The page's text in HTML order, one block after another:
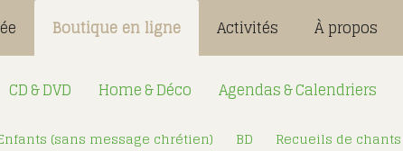
Boutique en ligne Activités À propos
CD & DVD Home & Déco Agendas & Calendriers
(sans message chrétien) BD Recueils de chants